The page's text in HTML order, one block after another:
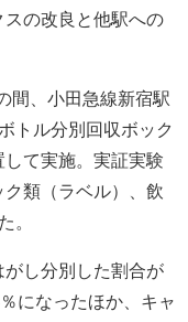
の改良と他駅への
間、小田急線新宿駅
トル分別回収ボック
て実施。実証実験
類（ラベル）、飲
。
し分別した割合が
になったほか、キャ